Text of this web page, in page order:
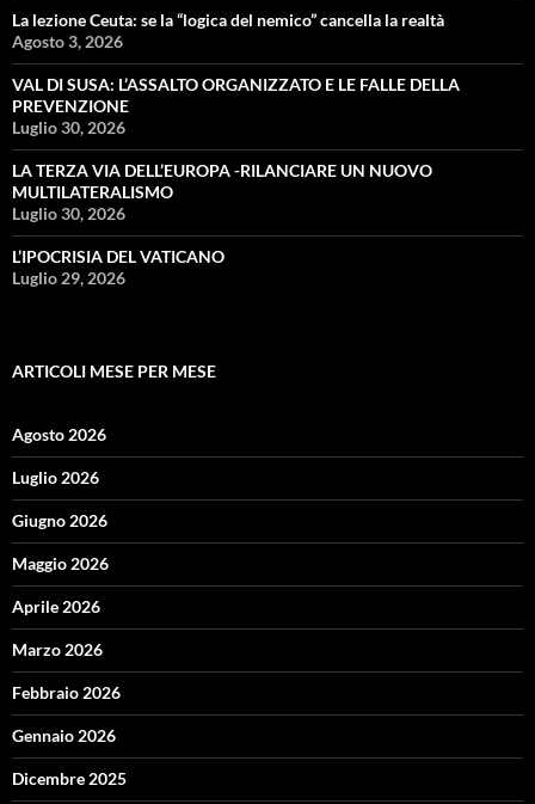
La lezione Ceuta: se la “logica del nemico” cancella la realtà
Agosto 3, 2026
VAL DI SUSA: L’ASSALTO ORGANIZZATO E LE FALLE DELLA
PREVENZIONE
Luglio 30, 2026
LA TERZA VIA DELL’EUROPA -RILANCIARE UN NUOVO
MULTILATERALISMO
Luglio 30, 2026
L’IPOCRISIA DEL VATICANO
Luglio 29, 2026
ARTICOLI MESE PER MESE
Agosto 2026
Luglio 2026
Giugno 2026
Maggio 2026
Aprile 2026
Marzo 2026
Febbraio 2026
Gennaio 2026
Dicembre 2025